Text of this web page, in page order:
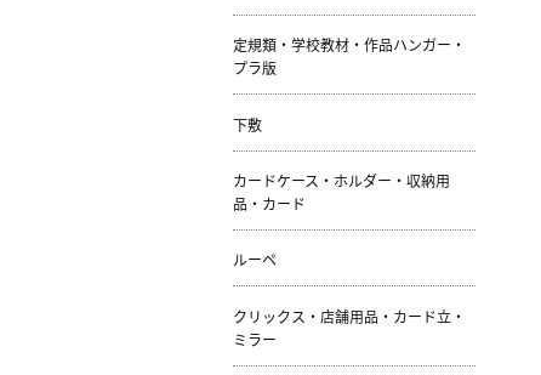
定規類・学校教材・作品ハンガー・
プラ版
下敷
カードケース・ホルダー・収納用
品・カード
ルーペ
クリックス・店舗用品・カード立・
ミラー